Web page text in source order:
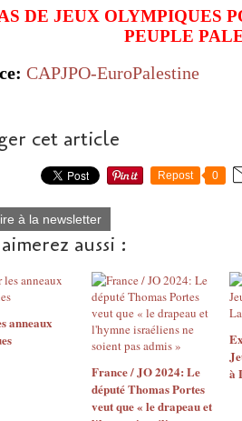
DE JEUX OLYMPIQUES
PEUPLE
CAPJPO-EuroPalestine
cet article
Repost 0
à la newsletter
aussi :
anneaux
France / JO 2024: Le
député Thomas Portes
veut que « le drapeau et
à